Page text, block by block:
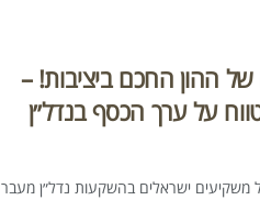
ההון החכם ביציבות! –
על ערך הכסף בנדל״ן
משקיעים ישראלים בהשקעות נדל״ן מעבר